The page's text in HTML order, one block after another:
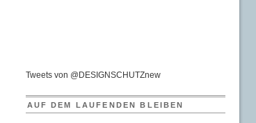
Tweets von @DESIGNSCHUTZnew
AUF DEM LAUFENDEN BLEIBEN